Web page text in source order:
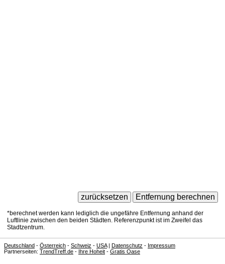
*berechnet werden kann lediglich die ungefähre Entfernung anhand der
Luftlinie zwischen den beiden Städten. Referenzpunkt ist im Zweifel das
Stadtzentrum.
Deutschland - Österreich - Schweiz - USA| Datenschutz - Impressum
Partnerseiten: TrendTreff.de - Ihre Hoheit - Gratis Oase